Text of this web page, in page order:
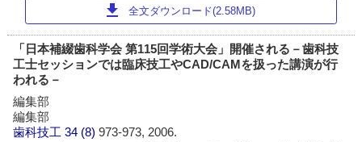
download 全文ダウンロード(2.58MB)
「日本補綴歯科学会 第115回学術大会」開催される－歯科技
工士セッションでは臨床技工やCAD/CAMを扱った講演が行
われる－
編集部
編集部
歯科技工 34 (8)973-973, 2006.